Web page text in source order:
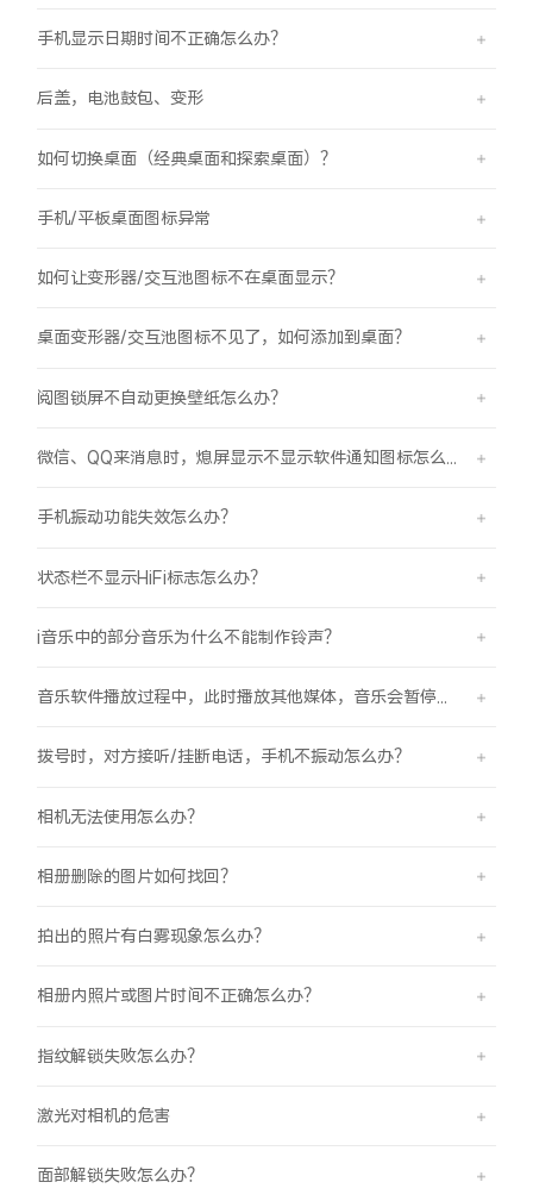
手机显示日期时间不正确怎么办？
后盖，电池鼓包、变形
如何切换桌面（经典桌面和探索桌面）？
手机/平板桌面图标异常
如何让变形器/交互池图标不在桌面显示？
桌面变形器/交互池图标不见了，如何添加到桌面？
阅图锁屏不自动更换壁纸怎么办？
手机振动功能失效怎么办？
状态栏不显示HiFi标志怎么办？
i音乐中的部分音乐为什么不能制作铃声？
拨号时，对方接听/挂断电话，手机不振动怎么办？
相机无法使用怎么办？
相册删除的图片如何找回？
拍出的照片有白雾现象怎么办？
相册内照片或图片时间不正确怎么办？
指纹解锁失败怎么办？
激光对相机的危害
面部解锁失败怎么办？